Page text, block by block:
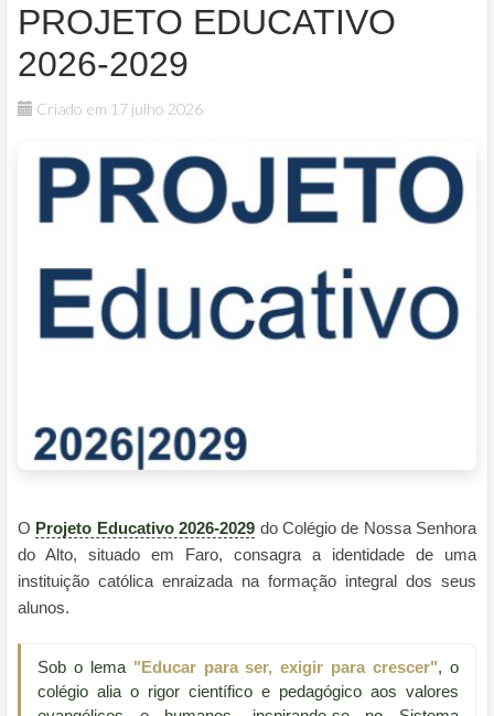
PROJETO EDUCATIVO
2026-2029
Criado em 17 julho 2026
O Projeto Educativo 2026-2029 do Colégio de Nossa Senhora
do Alto, situado em Faro, consagra a identidade de uma
instituição católica enraizada na formação integral dos seus
alunos.
Sob o lema "Educar para ser, exigir para crescer", o
colégio alia o rigor científico e pedagógico aos valores